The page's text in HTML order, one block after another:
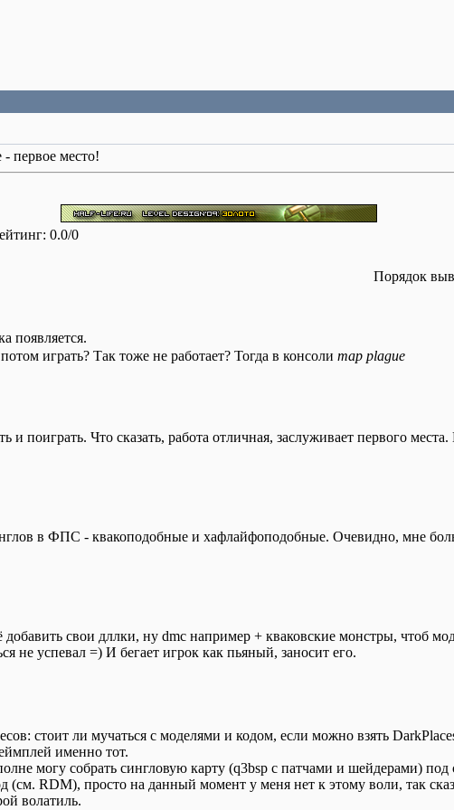
- первое место!
0.0/0
Порядок
появляется.
играть? Так тоже не работает? Тогда в консоли map plague
и поиграть. Что сказать, работа отличная, заслуживает первого
в ФПС - квакоподобные и хафлайфоподобные. Очевидно, мне
свои дллки, ну dmc например + кваковские монстры, чтоб
не успевал =) И бегает игрок как пьяный, заносит его.
стоит ли мучаться с моделями и кодом, если можно взять
именно тот.
могу собрать сингловую карту (q3bsp с патчами и шейдерами)
(см. RDM), просто на данный момент у меня нет к этому воли, так
волатиль.